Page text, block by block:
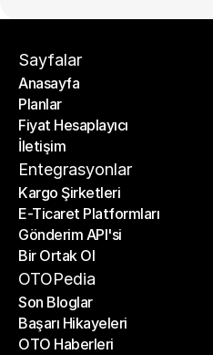
Sayfalar
Anasayfa
Anasayfa
Planlar
Planlar
Fiyat Hesaplayıcı
Fiyat Hesaplayıcı
İletişim
İletişim
Entegrasyonlar
Kargo Şirketleri
Kargo Şirketleri
E-Ticaret Platformları
E-Ticaret Platformları
Gönderim API'si
Gönderim API'si
Bir Ortak Ol
Bir Ortak Ol
OTOPedia
Son Bloglar
Son Bloglar
Başarı Hikayeleri
Başarı Hikayeleri
OTO Haberleri